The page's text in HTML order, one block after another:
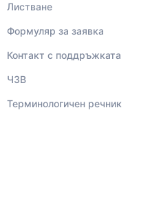
Листване
Формуляр за заявка
Контакт с поддръжката
ЧЗВ
Терминологичен речник